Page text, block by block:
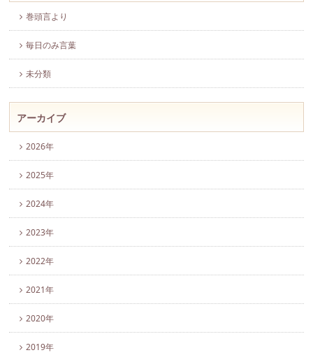
巻頭言より
毎日のみ言葉
未分類
アーカイブ
2026年
2025年
2024年
2023年
2022年
2021年
2020年
2019年